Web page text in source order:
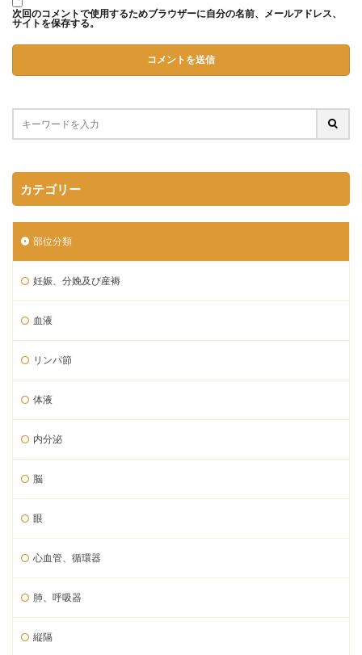
次回のコメントで使用するためブラウザーに自分の名前、メールアドレス、
サイトを保存する。
カテゴリー
部位分類
妊娠、分娩及び産褥
血液
リンパ節
体液
内分泌
脳
眼
心血管、循環器
肺、呼吸器
縦隔